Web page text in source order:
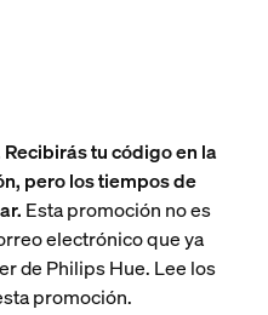
Recibirás tu código en la
pero los tiempos de
Esta promoción no es
electrónico que ya
de Philips Hue. Lee los
promoción.